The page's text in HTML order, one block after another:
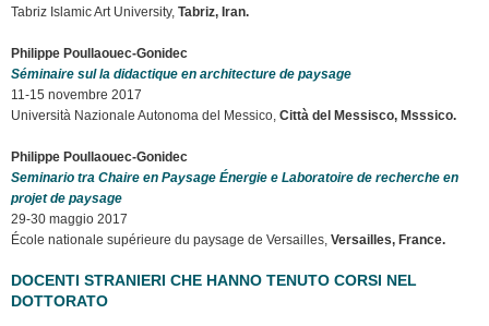
Tabriz Islamic Art University, Tabriz, Iran.
Philippe Poullaouec-Gonidec
Séminaire sul la didactique en architecture de paysage
11-15 novembre 2017
Università Nazionale Autonoma del Messico, Città del Messisco, Msssico.
Philippe Poullaouec-Gonidec
Seminario tra Chaire en Paysage Énergie e Laboratoire de recherche en
projet de paysage
29-30 maggio 2017
École nationale supérieure du paysage de Versailles, Versailles, France.
DOCENTI STRANIERI CHE HANNO TENUTO CORSI NEL
DOTTORATO